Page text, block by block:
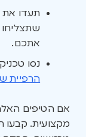
תעדו את
אתכם.
נסו
הרפיית
אם הטיפים
מקצועית.